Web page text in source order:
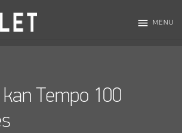
menu MENU
Tempo 100